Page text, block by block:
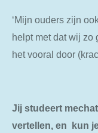
‘Mijn ouders zijn
helpt met dat wij zo
het vooral door
Jij studeert
vertellen, en kun